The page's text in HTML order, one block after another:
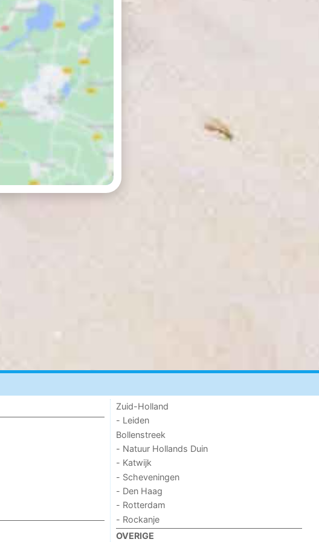
Zuid-Holland
- Leiden
Bollenstreek
- Natuur Hollands Duin
- Katwijk
- Scheveningen
- Den Haag
- Rotterdam
- Rockanje
OVERIGE